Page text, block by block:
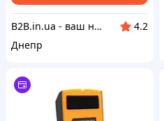
B2B.in.ua - ваш наджный партнер
4.2
Днепр